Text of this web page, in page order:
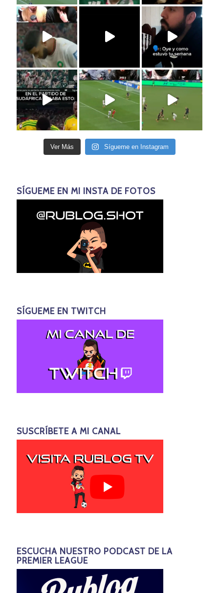
Ver Más Sígueme en Instagram
SÍGUEME EN MI INSTA DE FOTOS
SÍGUEME EN TWITCH
SUSCRÍBETE A MI CANAL
ESCUCHA NUESTRO PODCAST DE LA
PREMIER LEAGUE